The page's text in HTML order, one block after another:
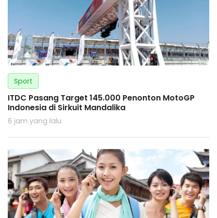
Sport
ITDC Pasang Target 145.000 Penonton MotoGP
Indonesia di Sirkuit Mandalika
6 jam yang lalu